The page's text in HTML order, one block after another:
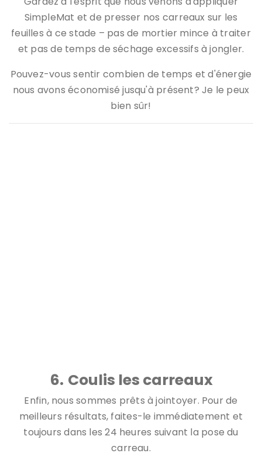
SimpleMat et de presser nos carreaux sur les
feuilles à ce stade – pas de mortier mince à traiter
et pas de temps de séchage excessifs à jongler.
Pouvez-vous sentir combien de temps et d'énergie
nous avons économisé jusqu'à présent? Je le peux
bien sûr!
6. Coulis les carreaux
Enfin, nous sommes prêts à jointoyer. Pour de
meilleurs résultats, faites-le immédiatement et
toujours dans les 24 heures suivant la pose du
carreau.